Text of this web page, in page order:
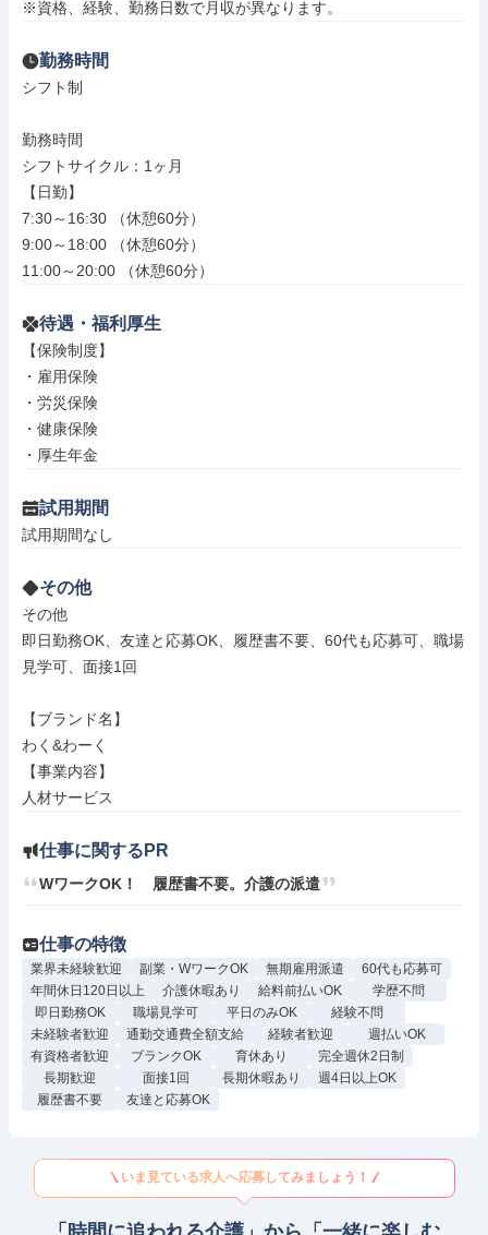
※資格、経験、勤務日数で月収が異なります。
勤務時間
シフト制
勤務時間
シフトサイクル：1ヶ月
【日勤】
7:30～16:30 （休憩60分）
9:00～18:00 （休憩60分）
11:00～20:00 （休憩60分）
待遇・福利厚生
【保険制度】
・雇用保険
・労災保険
・健康保険
・厚生年金
試用期間
試用期間なし
その他
その他
即日勤務OK、友達と応募OK、履歴書不要、60代も応募可、職場
見学可、面接1回
【ブランド名】
わく&わーく
【事業内容】
人材サービス
仕事に関するPR
WワークOK！　履歴書不要。介護の派遣
仕事の特徴
業界未経験歓迎 副業・WワークOK 無期雇用派遣
60代も応募可
年間休日120日以上
介護休暇あり 給料前払いOK
学歴不問
即日勤務OK
職場見学可 平日のみOK
経験不問
未経験者歓迎
通勤交通費全額支給 経験者歓迎
週払いOK
有資格者歓迎
ブランクOK 育休あり
完全週休2日制
長期歓迎
面接1回 長期休暇あり
週4日以上OK
履歴書不要
友達と応募OK
いま見ている求人へ応募してみましょう！